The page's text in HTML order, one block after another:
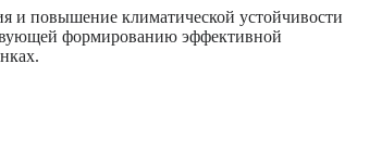
и повышение климатической устойчивости
формированию эффективной